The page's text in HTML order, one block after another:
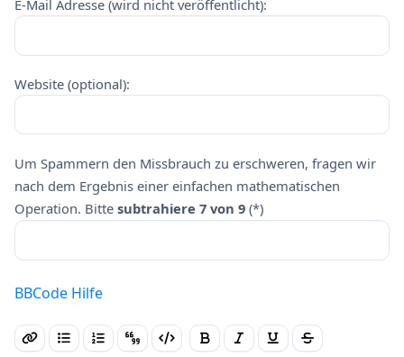
E-Mail Adresse (wird nicht veröffentlicht):
Website (optional):
Um Spammern den Missbrauch zu erschweren, fragen wir
nach dem Ergebnis einer einfachen mathematischen
Operation. Bitte subtrahiere 7 von 9 (*)
BBCode Hilfe